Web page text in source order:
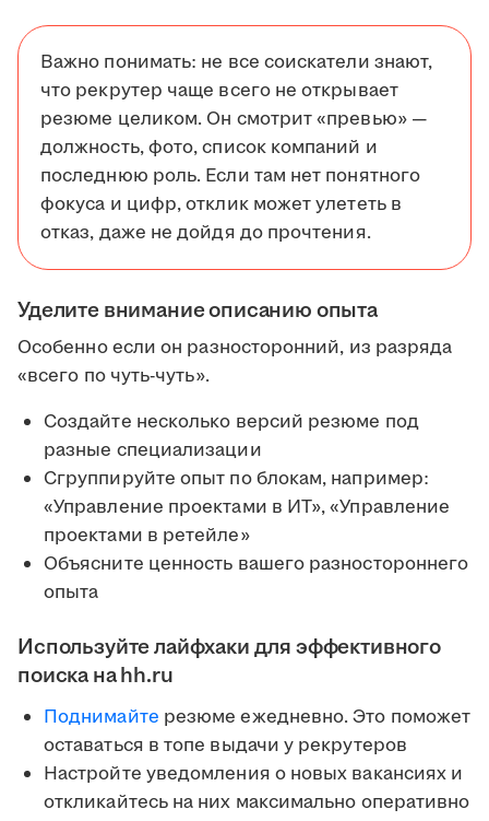
Важно понимать: не все соискатели знают,
что рекрутер чаще всего не открывает
резюме целиком. Он смотрит «превью» —
должность, фото, список компаний и
последнюю роль. Если там нет понятного
фокуса и цифр, отклик может улететь в
отказ, даже не дойдя до прочтения.
Уделите внимание описанию опыта
Особенно если он разносторонний, из разряда
«всего по чуть-чуть».
Создайте несколько версий резюме под
разные специализации
Сгруппируйте опыт по блокам, например:
«Управление проектами в ИТ», «Управление
проектами в ретейле»
Объясните ценность вашего разностороннего
опыта
Используйте лайфхаки для эффективного
поиска на hh.ru
Поднимайте резюме ежедневно. Это поможет
оставаться в топе выдачи у рекрутеров
Настройте уведомления о новых вакансиях и
откликайтесь на них максимально оперативно